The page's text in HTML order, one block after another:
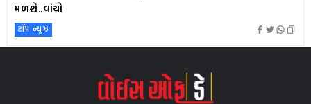
મળશે..વાંચો
ટૉપ ન્યૂઝ